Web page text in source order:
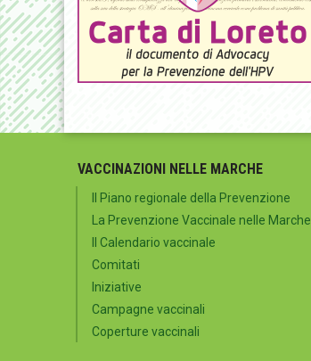
VACCINAZIONI NELLE MARCHE
Il Piano regionale della Prevenzione
La Prevenzione Vaccinale nelle Marche
Il Calendario vaccinale
Comitati
Iniziative
Campagne vaccinali
Coperture vaccinali